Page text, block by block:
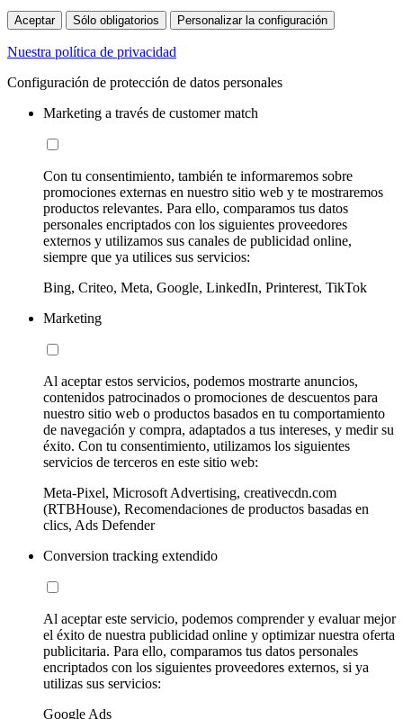
Aceptar Sólo obligatorios Personalizar la configuración
Nuestra política de privacidad
Configuración de protección de datos personales
Marketing a través de customer match
Con tu consentimiento, también te informaremos sobre
promociones externas en nuestro sitio web y te mostraremos
productos relevantes. Para ello, comparamos tus datos
personales encriptados con los siguientes proveedores
externos y utilizamos sus canales de publicidad online,
siempre que ya utilices sus servicios:
Bing, Criteo, Meta, Google, LinkedIn, Printerest, TikTok
Marketing
Al aceptar estos servicios, podemos mostrarte anuncios,
contenidos patrocinados o promociones de descuentos para
nuestro sitio web o productos basados en tu comportamiento
de navegación y compra, adaptados a tus intereses, y medir su
éxito. Con tu consentimiento, utilizamos los siguientes
servicios de terceros en este sitio web:
Meta-Pixel, Microsoft Advertising, creativecdn.com
(RTBHouse), Recomendaciones de productos basadas en
clics, Ads Defender
Conversion tracking extendido
Al aceptar este servicio, podemos comprender y evaluar mejor
el éxito de nuestra publicidad online y optimizar nuestra oferta
publicitaria. Para ello, comparamos tus datos personales
encriptados con los siguientes proveedores externos, si ya
utilizas sus servicios:
Google Ads